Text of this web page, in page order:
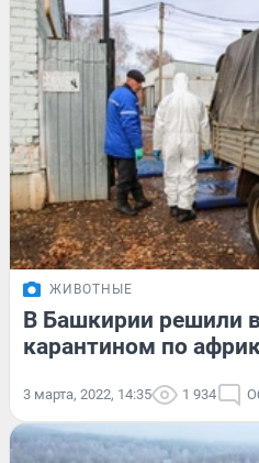
ЖИВОТНЫЕ
В Башкирии решили
карантином по
3 марта, 2022, 14:35 1 934